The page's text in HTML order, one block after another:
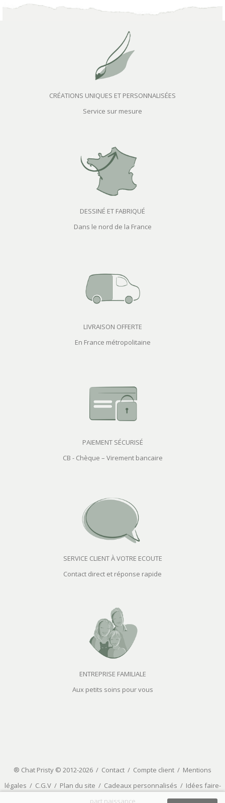
CRÉATIONS UNIQUES ET PERSONNALISÉES
Service sur mesure
DESSINÉ ET FABRIQUÉ
Dans le nord de la France
LIVRAISON OFFERTE
En France métropolitaine
PAIEMENT SÉCURISÉ
CB - Chèque – Virement bancaire
SERVICE CLIENT À VOTRE ECOUTE
Contact direct et réponse rapide
ENTREPRISE FAMILIALE
Aux petits soins pour vous
® Chat Pristy © 2012-2026 / Contact / Compte client / Mentions
légales / C.G.V/ Plan du site / Cadeaux personnalisés / Idées faire-
part naissance